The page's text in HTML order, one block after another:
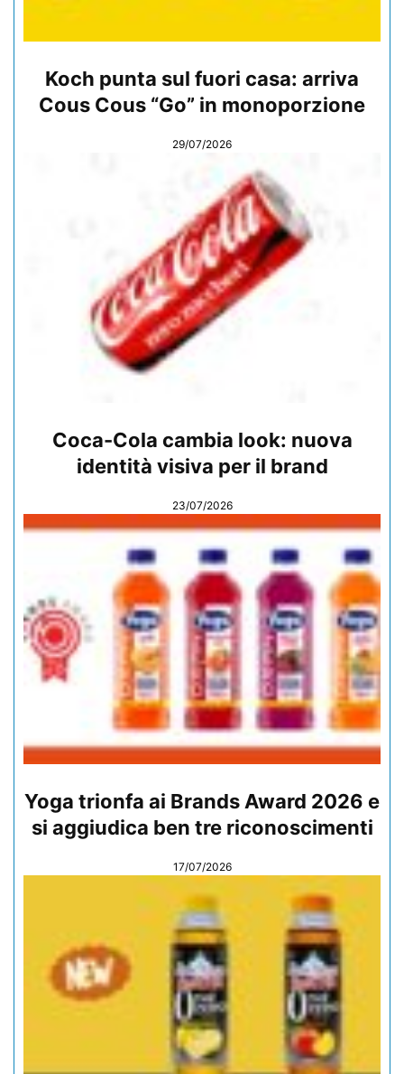
Koch punta sul fuori casa: arriva
Cous Cous “Go” in monoporzione
29/07/2026
Coca-Cola cambia look: nuova
identità visiva per il brand
23/07/2026
Yoga trionfa ai Brands Award 2026 e
si aggiudica ben tre riconoscimenti
17/07/2026